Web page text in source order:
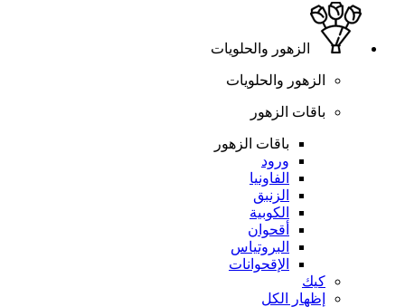
الزهور والحلويات
الزهور والحلويات
باقات الزهور
باقات الزهور
ورود
الفاونيا
الزنبق
الكوبية
أقحوان
البروتياس
الإقحوانات
كيك
إظهار الكل